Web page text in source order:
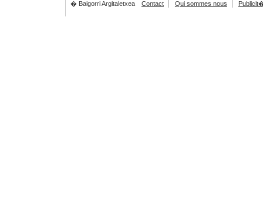
� Baigorri Argitaletxea
Contact Qui sommes nous